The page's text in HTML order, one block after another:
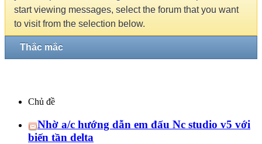
start viewing messages, select the forum that you want
to visit from the selection below.
Thắc mắc
Chủ đề
Nhờ a/c hướng dẫn em đấu Nc studio v5 với
biến tần delta